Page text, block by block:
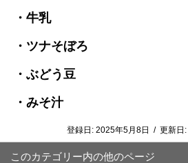
・牛乳
・ツナそぼろ
・ぶどう豆
・みそ汁
登録日: 2025年5月8日 / 更新日:
このカテゴリー内の他のページ